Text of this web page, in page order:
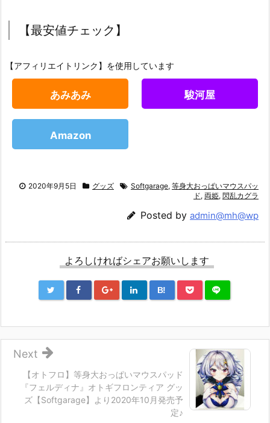
【最安値チェック】
【アフィリエイトリンク】を使用しています
あみあみ 駿河屋
Amazon
2020年9月5日 グッズ Softgarage, 等身大おっぱいマウスパッ
ド, 両姫, 閃乱カグラ
Posted by admin@mh@wp
よろしければシェアお願いします
B!
【オトフロ】等身大おっぱいマウスパッド
『フェルディナ』オトギフロンティア グッ
ズ【Softgarage】より2020年10月発売予
定♪
Next